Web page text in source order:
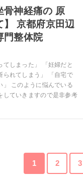
骨神経痛の 原
】 京都府京田辺
門整体院
てしまった」 「妊婦だと
られてしまう」 「自宅で
」 このように悩んでいる
していきますので是非参考
1 2 3